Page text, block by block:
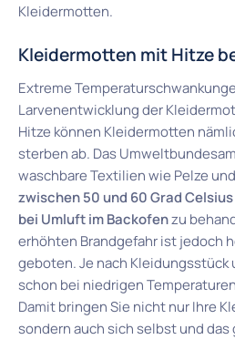
Kleidermotten.
Kleidermotten mit Hitze
Extreme
Larvenentwicklung der
Hitze können Kleidermotten
sterben ab. Das
waschbare Textilien wie Pelze
zwischen 50 und 60 Grad
bei Umluft im Backofenzu
erhöhten Brandgefahr ist jedoch
geboten. Je nach Kleidungsstück
schon bei niedrigen
Damit bringen Sie nicht nur Ihre
sondern auch sich selbst und das